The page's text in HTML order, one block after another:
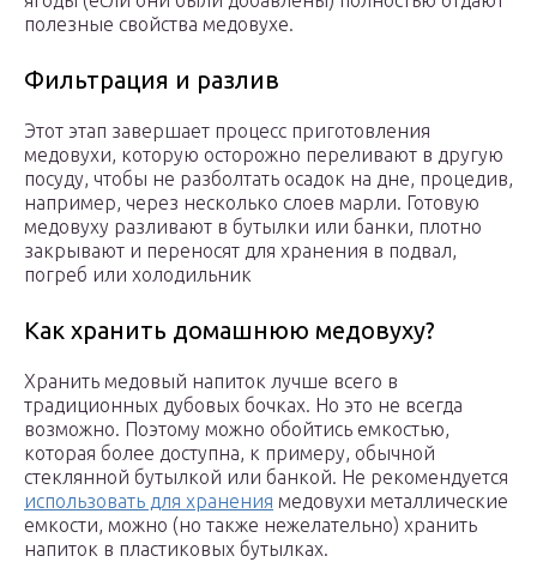
полезные свойства медовухе.
Фильтрация и разлив
Этот этап завершает процесс приготовления
медовухи, которую осторожно переливают в другую
посуду, чтобы не разболтать осадок на дне, процедив,
например, через несколько слоев марли. Готовую
медовуху разливают в бутылки или банки, плотно
закрывают и переносят для хранения в подвал,
погреб или холодильник
Как хранить домашнюю медовуху?
Хранить медовый напиток лучше всего в
традиционных дубовых бочках. Но это не всегда
возможно. Поэтому можно обойтись емкостью,
которая более доступна, к примеру, обычной
стеклянной бутылкой или банкой. Не рекомендуется
использовать для хранения медовухи металлические
емкости, можно (но также нежелательно) хранить
напиток в пластиковых бутылках.